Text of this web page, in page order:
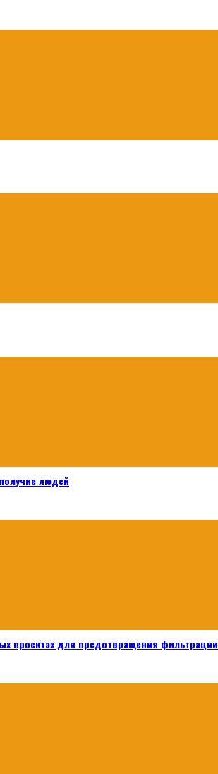
людей
проектах для предотвращения фильтрации